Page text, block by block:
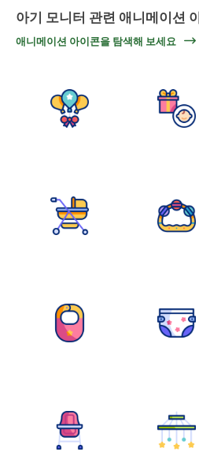
아기 모니터 관련 애니메이션
애니메이션 아이콘을 탐색해 보세요